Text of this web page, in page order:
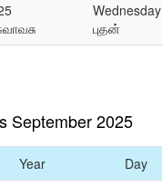
Wednesday
புதன்
September 2025
Year Day